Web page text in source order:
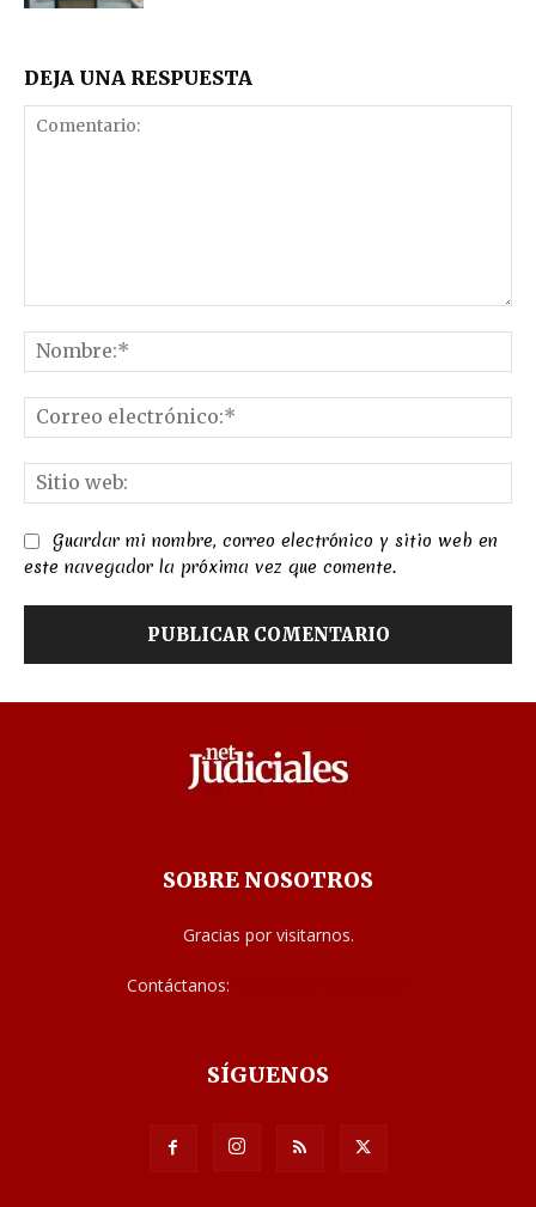
DEJA UNA RESPUESTA
Guardar mi nombre, correo electrónico y sitio web en
este navegador la próxima vez que comente.
SOBRE NOSOTROS
Gracias por visitarnos.
Contáctanos:
SÍGUENOS